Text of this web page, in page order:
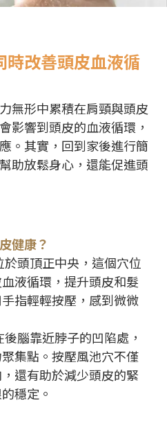
時改善頭皮血液循
無形中累積在肩頸與頭皮
影響到頭皮的血液循環，
。其實，回到家後進行簡
助放鬆身心，還能促進頭
健康？
於頭頂正中央，這個穴位
液循環，提升頭皮和髮
指輕輕按壓，感到微微
後腦靠近脖子的凹陷處，
集點。按壓風池穴不僅
還有助於減少頭皮的緊
穩定。